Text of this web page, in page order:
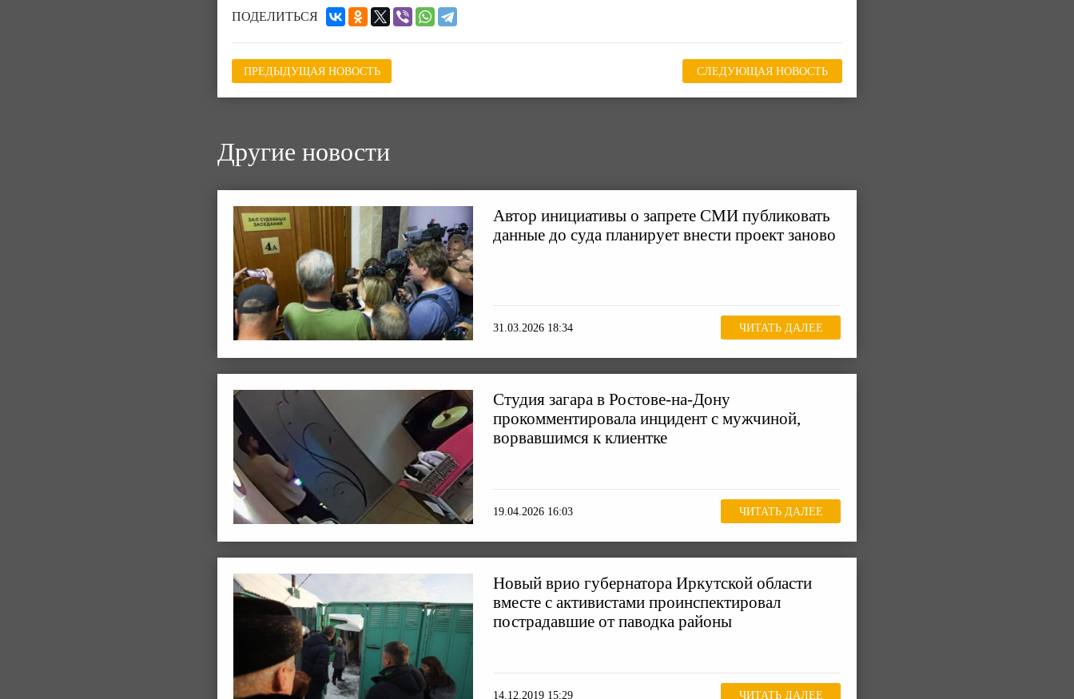
ПОДЕЛИТЬСЯ
ПРЕДЫДУЩАЯ НОВОСТЬ СЛЕДУЮЩАЯ НОВОСТЬ
Другие новости
Автор инициативы о запрете СМИ публиковать
данные до суда планирует внести проект заново
31.03.2026 18:34 ЧИТАТЬ ДАЛЕЕ
Студия загара в Ростове-на-Дону
прокомментировала инцидент с мужчиной,
ворвавшимся к клиентке
19.04.2026 16:03 ЧИТАТЬ ДАЛЕЕ
Новый врио губернатора Иркутской области
вместе с активистами проинспектировал
пострадавшие от паводка районы
14.12.2019 15:29 ЧИТАТЬ ДАЛЕЕ